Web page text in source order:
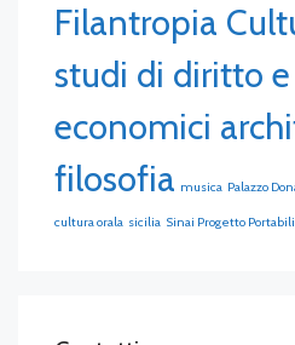
Filantropia
studi di diritto
economici
filosofia musica Palazzo
cultura orala sicilia Sinai Progetto